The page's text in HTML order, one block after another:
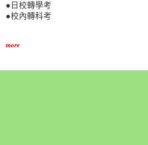
●日校轉學考
●校內轉科考
more